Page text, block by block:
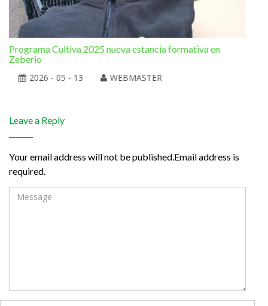
Programa Cultiva 2025 nueva estancia formativa en
Zeberio
2026 - 05 - 13
WEBMASTER
Leave a Reply
Your email address will not be published.Email address is
required.